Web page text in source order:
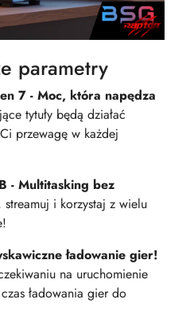
parametry
7 - Moc, która napędza
tytuły będą działać
przewagę w każdej
- Multitasking bez
streamuj i korzystaj z wielu
ładowanie gier!
na uruchomienie
ładowania gier do